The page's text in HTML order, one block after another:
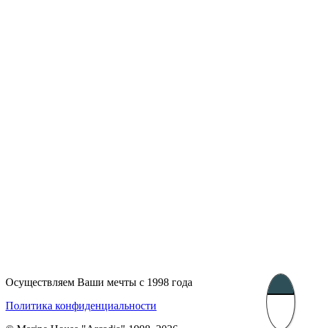
Осуществляем Ваши мечты с 1998 года
Политика конфиденциальности